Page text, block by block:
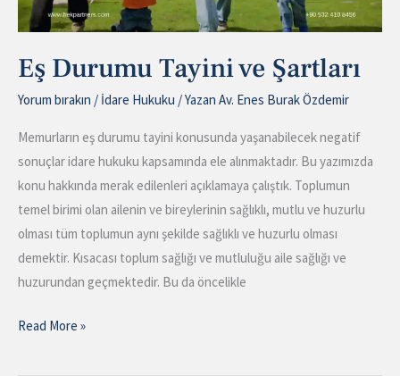
Eş Durumu Tayini ve Şartları
Yorum bırakın / İdare Hukuku / Yazan Av. Enes Burak Özdemir
Memurların eş durumu tayini konusunda yaşanabilecek negatif
sonuçlar idare hukuku kapsamında ele alınmaktadır. Bu yazımızda
konu hakkında merak edilenleri açıklamaya çalıştık. Toplumun
temel birimi olan ailenin ve bireylerinin sağlıklı, mutlu ve huzurlu
olması tüm toplumun aynı şekilde sağlıklı ve huzurlu olması
demektir. Kısacası toplum sağlığı ve mutluluğu aile sağlığı ve
huzurundan geçmektedir. Bu da öncelikle
Read More »